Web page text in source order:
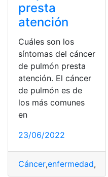
presta
atención
Cuáles son los
síntomas del cáncer
de pulmón presta
atención. El cáncer
de pulmón es de
los más comunes
en
23/06/2022
Cáncer,enfermedad,